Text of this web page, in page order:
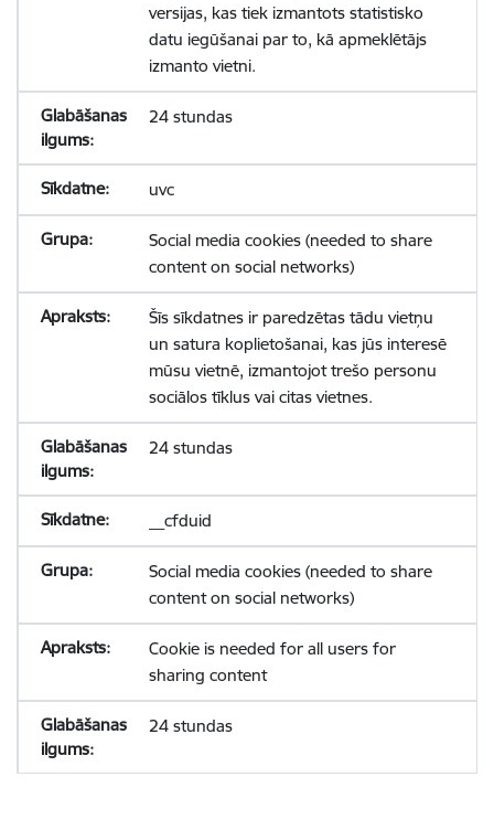
versijas, kas tiek izmantots statistisko
datu iegūšanai par to, kā apmeklētājs
izmanto vietni.
24 stundas
uvc
Social media cookies (needed to share
content on social networks)
Šīs sīkdatnes ir paredzētas tādu vietņu
un satura koplietošanai, kas jūs interesē
mūsu vietnē, izmantojot trešo personu
sociālos tīklus vai citas vietnes.
24 stundas
__cfduid
Social media cookies (needed to share
content on social networks)
Cookie is needed for all users for
sharing content
24 stundas